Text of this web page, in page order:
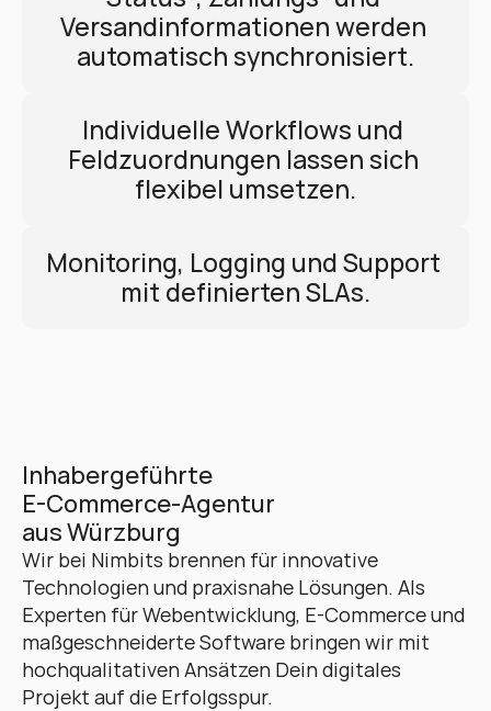
Versandinformationen werden
automatisch synchronisiert.
Individuelle Workflows und
Feldzuordnungen lassen sich
flexibel umsetzen.
Monitoring, Logging und Support
mit definierten SLAs.
Inhabergeführte
E-Commerce-Agentur
aus Würzburg
Wir bei Nimbits brennen für innovative
Technologien und praxisnahe Lösungen. Als
Experten für Webentwicklung, E-Commerce und
maßgeschneiderte Software bringen wir mit
hochqualitativen Ansätzen Dein digitales
Projekt auf die Erfolgsspur.